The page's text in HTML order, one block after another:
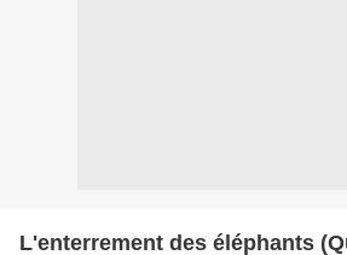
L'enterrement des éléphants